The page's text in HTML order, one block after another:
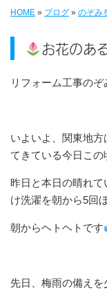
HOME » ブログ » のぞみ
お花のあ
リフォーム工事の
いよいよ、関東地
てきている今日こ
昨日と本日の晴れ
け洗濯を朝から5回
朝からヘトヘトです
先日、梅雨の備え